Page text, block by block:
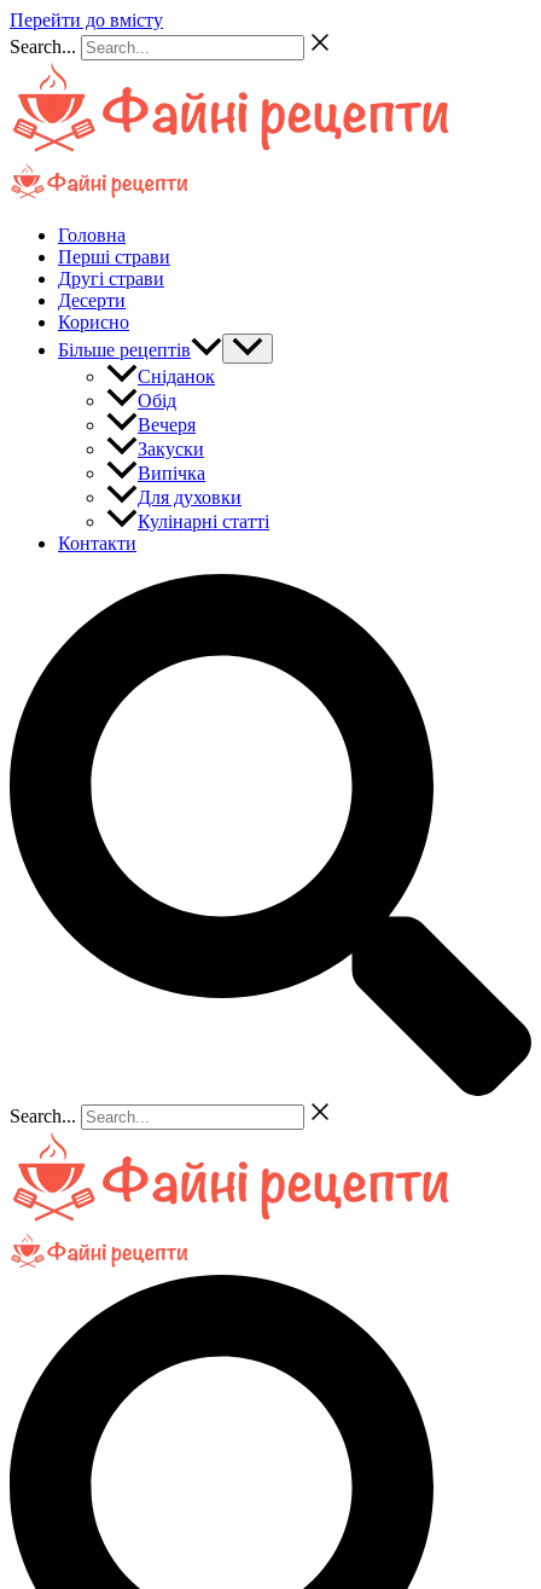
Перейти до вмісту
Search...
Головна
Перші страви
Другі страви
Десерти
Корисно
Більше рецептів
Сніданок
Обід
Вечеря
Закуски
Випічка
Для духовки
Кулінарні статті
Контакти
Search...